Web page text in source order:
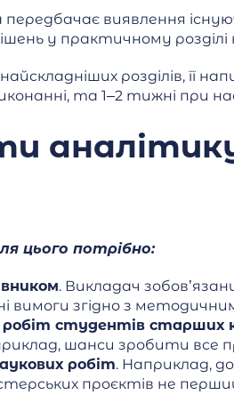
виявлення
у практичному розділі
розділів, її
та 1–2 тижні при
цього потрібно:
. Викладач
згідно з
студентів старших
шанси зробити все
робіт. Наприклад,
проєктів не